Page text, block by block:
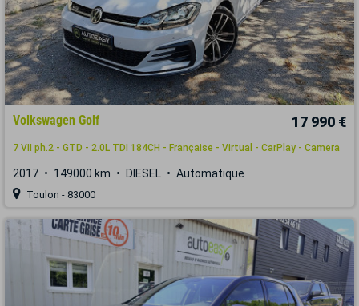
Volkswagen Golf 17 990 €
7 VII ph.2 - GTD - 2.0L TDI 184CH - Française - Virtual - CarPlay - Camera
2017 149000 km DIESEL Automatique
Toulon - 83000